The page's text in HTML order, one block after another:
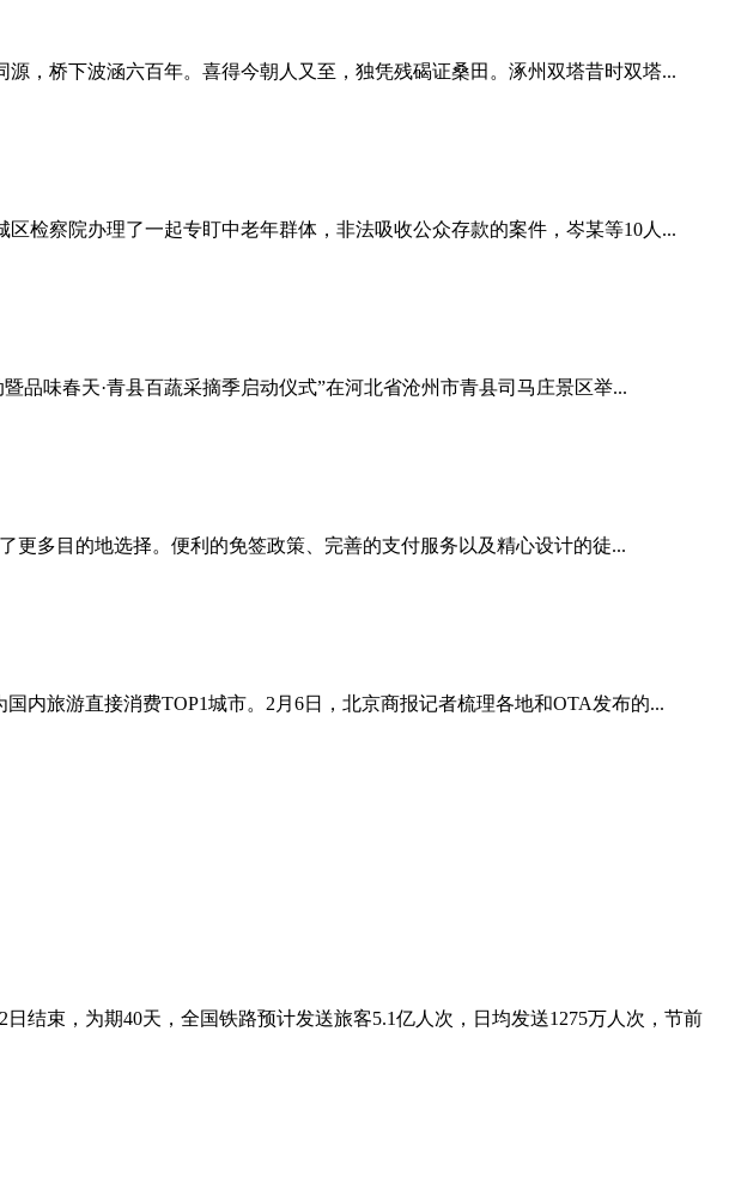
，桥下波涵六百年。喜得今朝人又至，独凭残碣证桑田。涿州双塔昔时双塔...
检察院办理了一起专盯中老年群体，非法吸收公众存款的案件，岑某等10人...
品味春天·青县百蔬采摘季启动仪式”在河北省沧州市青县司马庄景区举...
更多目的地选择。便利的免签政策、完善的支付服务以及精心设计的徒...
内旅游直接消费TOP1城市。2月6日，北京商报记者梳理各地和OTA发布的...
结束，为期40天，全国铁路预计发送旅客5.1亿人次，日均发送1275万人次，节前